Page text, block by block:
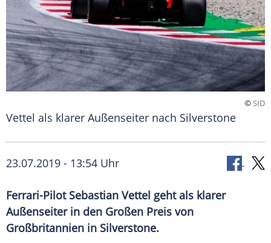
©SID
Vettel als klarer Außenseiter nach Silverstone
23.07.2019 - 13:54 Uhr
Ferrari-Pilot Sebastian Vettel geht als klarer
Außenseiter in den Großen Preis von
Großbritannien in Silverstone.